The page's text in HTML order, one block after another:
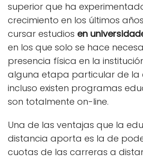
superior que ha
crecimiento en los últimos
cursar estudios en
en los que solo se hace
presencia física en la
alguna etapa particular de la
incluso existen programas
son totalmente on-line.
Una de las ventajas que la
distancia aporta es la de
cuotas de las carreras a